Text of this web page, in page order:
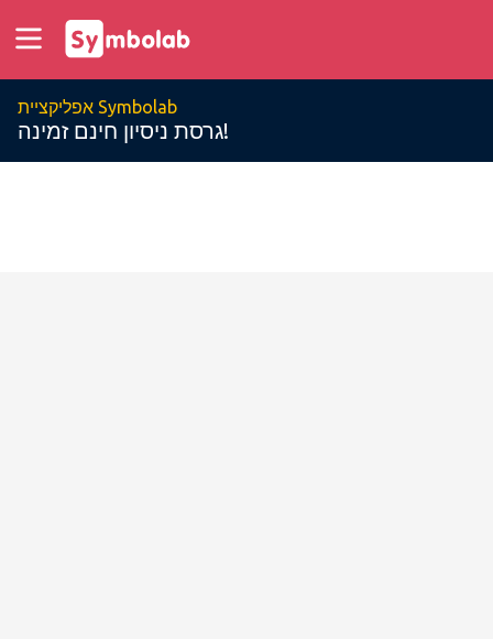
אפליקציית Symbolab
גרסת ניסיון חינם זמינה!